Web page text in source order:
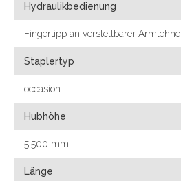
Hydraulikbedienung
Fingertipp an verstellbarer Armlehne
Staplertyp
occasion
Hubhöhe
5.500 mm
Länge